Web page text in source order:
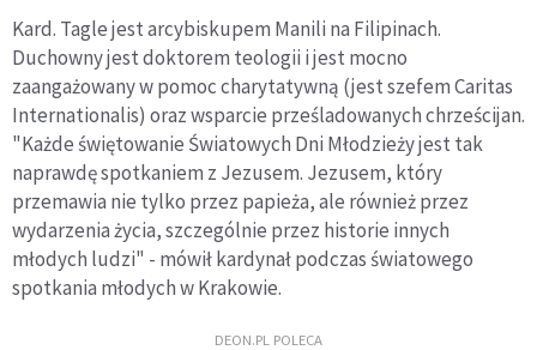
Kard. Tagle jest arcybiskupem Manili na Filipinach.
Duchowny jest doktorem teologii i jest mocno
zaangażowany w pomoc charytatywną (jest szefem Caritas
Internationalis) oraz wsparcie prześladowanych chrześcijan.
"Każde świętowanie Światowych Dni Młodzieży jest tak
naprawdę spotkaniem z Jezusem. Jezusem, który
przemawia nie tylko przez papieża, ale również przez
wydarzenia życia, szczególnie przez historie innych
młodych ludzi" - mówił kardynał podczas światowego
spotkania młodych w Krakowie.
DEON.PL POLECA